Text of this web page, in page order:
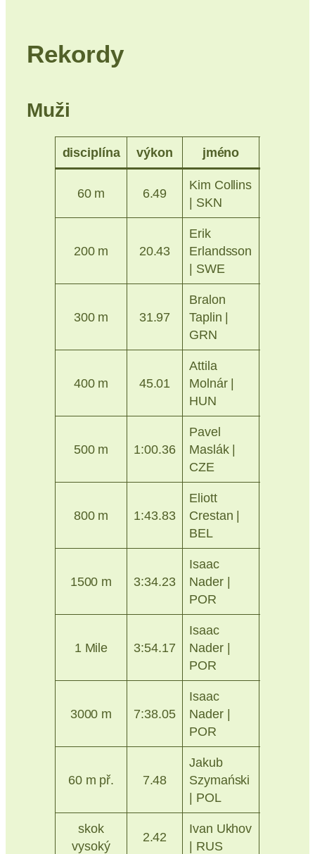
Rekordy
Muži
disciplína výkon jméno
60 m 6.49
Kim Collins
| SKN
200 m 20.43
Erik
Erlandsson
| SWE
300 m 31.97
Bralon
Taplin |
GRN
400 m 45.01
Attila
Molnár |
HUN
500 m 1:00.36
Pavel
Maslák |
CZE
800 m 1:43.83
Eliott
Crestan |
BEL
1500 m 3:34.23
Isaac
Nader |
POR
1 Mile 3:54.17
Isaac
Nader |
POR
3000 m 7:38.05
Isaac
Nader |
POR
60 m př. 7.48
Jakub
Szymański
| POL
skok
vysoký
2.42
Ivan Ukhov
| RUS